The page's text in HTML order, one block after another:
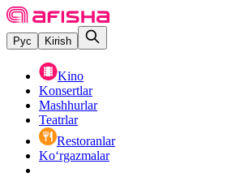
Рус Kirish
Kino
Konsertlar
Mashhurlar
Teatrlar
Restoranlar
Ko‘rgazmalar